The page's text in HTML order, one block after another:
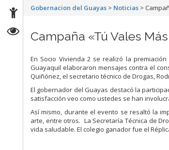
Gobernacion del Guayas > Noticias >
Campaña «Tú Vales
En Socio Vivienda 2 se realizó la
Guayaquil elaboraron mensajes contra el
Quiñónez, el secretario técnico de Drogas,
El gobernador del Guayas destacó la
satisfacción veo como ustedes se han
Así mismo, durante el evento se resaltó la
arte, entre otros. La Secretaría Técnica de
vida saludable. El colegio ganador fue el